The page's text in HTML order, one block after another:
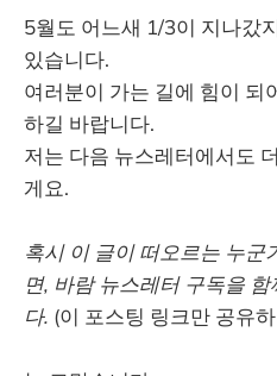
5월도 어느새 1/3이 지나갔
있습니다.
여러분이 가는 길에 힘이 되
하길 바랍니다.
저는 다음 뉴스레터에서도
게요.
혹시 이 글이 떠오르는 누군
면, 바람 뉴스레터 구독을
다. (이 포스팅 링크만 공유